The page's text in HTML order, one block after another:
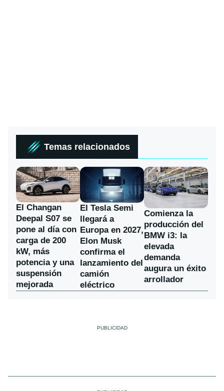
Temas relacionados
El Changan
Deepal S07 se
pone al día con
carga de 200
kW, más
potencia y una
suspensión
mejorada
El Tesla Semi
llegará a
Europa en 2027,
Elon Musk
confirma el
lanzamiento del
camión
eléctrico
Comienza la
producción del
BMW i3: la
elevada
demanda
augura un éxito
arrollador